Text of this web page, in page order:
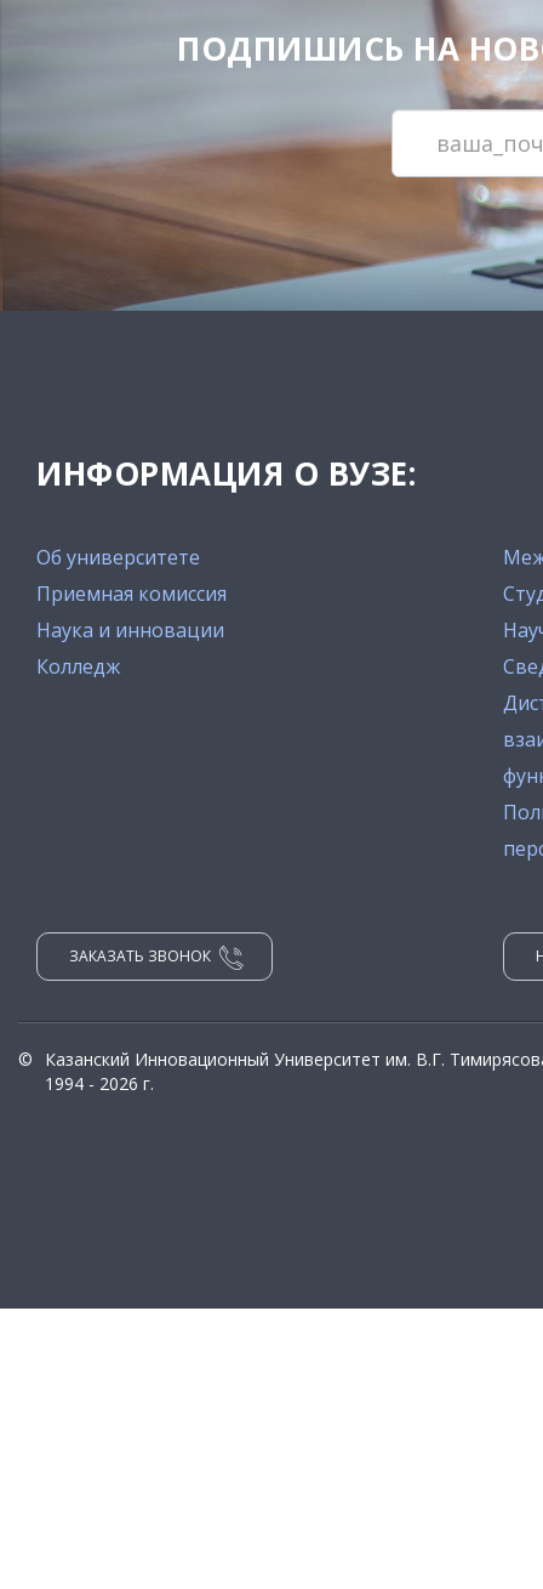
ПОДПИШИСЬ НА
ИНФОРМАЦИЯ О ВУЗЕ:
Об университете
Приемная комиссия
Наука и инновации
Колледж
ЗАКАЗАТЬ ЗВОНОК
©
Казанский Инновационный Университет им. В.Г.
1994 - 2026 г.